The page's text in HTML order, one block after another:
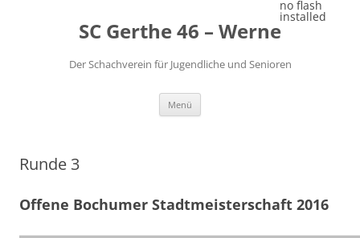
SC Gerthe 46 – Werne
Der Schachverein für Jugendliche und Senioren
Menü
Runde 3
Offene Bochumer Stadtmeisterschaft 2016
no flash
installed